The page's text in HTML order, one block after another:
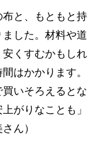
布と、もともと持
した。材料や道
くすむかもしれ
はかかります。
いそろえるとな
がりなことも」
ん）